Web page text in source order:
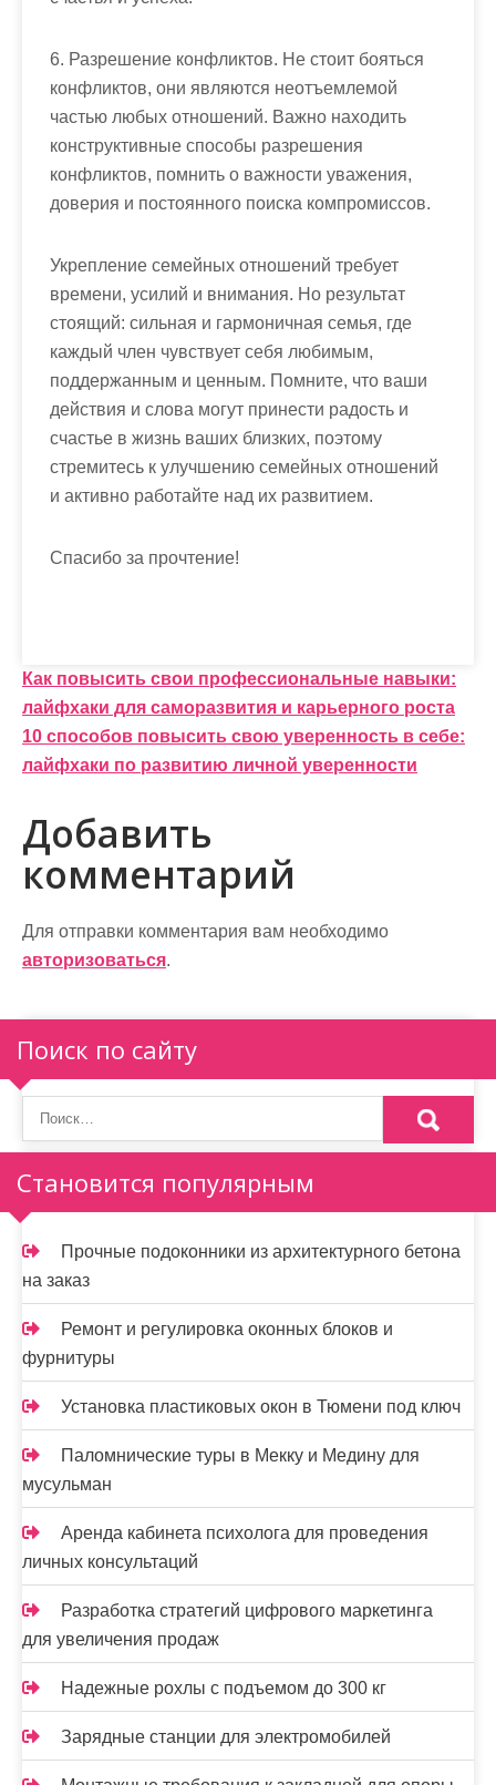
6. Разрешение конфликтов. Не стоит бояться
конфликтов, они являются неотъемлемой
частью любых отношений. Важно находить
конструктивные способы разрешения
конфликтов, помнить о важности уважения,
доверия и постоянного поиска компромиссов.
Укрепление семейных отношений требует
времени, усилий и внимания. Но результат
стоящий: сильная и гармоничная семья, где
каждый член чувствует себя любимым,
поддержанным и ценным. Помните, что ваши
действия и слова могут принести радость и
счастье в жизнь ваших близких, поэтому
стремитесь к улучшению семейных отношений
и активно работайте над их развитием.
Спасибо за прочтение!
Н
а
в
и
г
а
ц
и
я
п
о
з
а
п
и
с
я
м
Как повысить свои профессиональные навыки:
лайфхаки для саморазвития и карьерного роста
10 способов повысить свою уверенность в себе:
лайфхаки по развитию личной уверенности
Добавить
комментарий
Для отправки комментария вам необходимо
авторизоваться.
Поиск по сайту
Становится популярным
Прочные подоконники из архитектурного бетона
на заказ
Ремонт и регулировка оконных блоков и
фурнитуры
Установка пластиковых окон в Тюмени под ключ
Паломнические туры в Мекку и Медину для
мусульман
Аренда кабинета психолога для проведения
личных консультаций
Разработка стратегий цифрового маркетинга
для увеличения продаж
Надежные рохлы с подъемом до 300 кг
Зарядные станции для электромобилей